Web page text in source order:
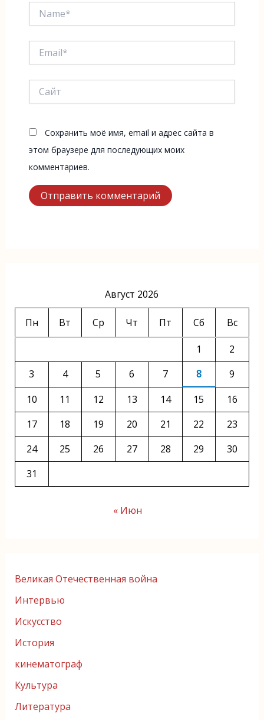
Сохранить моё имя, email и адрес сайта в
этом браузере для последующих моих
комментариев.
Август 2026
Пн Вт Ср Чт Пт Сб Вс
1
2
3
4 5 6 7 8
9
10
11 12 13 14 15
16
17
18 19 20 21 22
23
24
25 26 27 28 29
30
31
« Июн
Великая Отечественная война
Интервью
Искусство
История
кинематограф
Культура
Литература